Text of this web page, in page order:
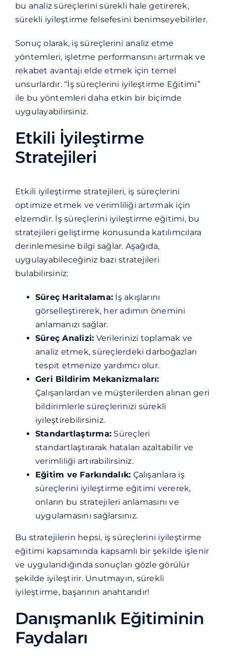
bu analiz süreçlerini sürekli hale getirerek,
sürekli iyileştirme felsefesini benimseyebilirler.
Sonuç olarak, iş süreçlerini analiz etme
yöntemleri, işletme performansını artırmak ve
rekabet avantajı elde etmek için temel
unsurlardır. “İş süreçlerini iyileştirme Eğitimi”
ile bu yöntemleri daha etkin bir biçimde
uygulayabilirsiniz.
Etkili İyileştirme
Stratejileri
Etkili iyileştirme stratejileri, iş süreçlerini
optimize etmek ve verimliliği artırmak için
elzemdir. İş süreçlerini iyileştirme eğitimi, bu
stratejileri geliştirme konusunda katılımcılara
derinlemesine bilgi sağlar. Aşağıda,
uygulayabileceğiniz bazı stratejileri
bulabilirsiniz:
Süreç Haritalama: İş akışlarını
görselleştirerek, her adımın önemini
anlamanızı sağlar.
Süreç Analizi: Verilerinizi toplamak ve
analiz etmek, süreçlerdeki darboğazları
tespit etmenize yardımcı olur.
Geri Bildirim Mekanizmaları:
Çalışanlardan ve müşterilerden alınan geri
bildirimlerle süreçlerinizi sürekli
iyileştirebilirsiniz.
Standartlaştırma: Süreçleri
standartlaştırarak hataları azaltabilir ve
verimliliği artırabilirsiniz.
Eğitim ve Farkındalık: Çalışanlara iş
süreçlerini iyileştirme eğitimi vererek,
onların bu stratejileri anlamasını ve
uygulamasını sağlarsınız.
Bu stratejilerin hepsi, iş süreçlerini iyileştirme
eğitimi kapsamında kapsamlı bir şekilde işlenir
ve uygulandığında sonuçları gözle görülür
şekilde iyileştirir. Unutmayın, sürekli
iyileştirme, başarının anahtarıdır!
Danışmanlık Eğitiminin
Faydaları